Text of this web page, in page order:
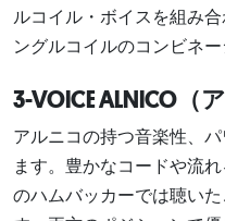
ルコイル・ボイスを組み
ングルコイルのコンビネ
3-VOICE ALNICO（
アルニコの持つ音楽性、
ます。豊かなコードや流
のハムバッカーでは聴い